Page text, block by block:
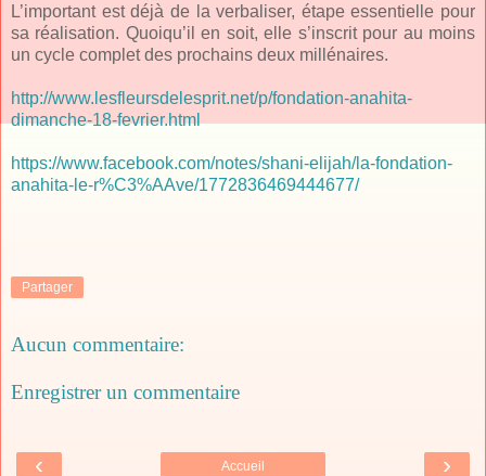
L’important est déjà de la verbaliser, étape essentielle pour
sa réalisation. Quoiqu’il en soit, elle s’inscrit pour au moins
un cycle complet des prochains deux millénaires.
http://www.lesfleursdelesprit.net/p/fondation-anahita-
dimanche-18-fevrier.html
https://www.facebook.com/notes/shani-elijah/la-fondation-
anahita-le-r%C3%AAve/1772836469444677/
Partager
Aucun commentaire:
Enregistrer un commentaire
‹ ›
Accueil